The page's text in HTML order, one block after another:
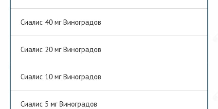
Сиалис 40 мг Виноградов
Сиалис 20 мг Виноградов
Сиалис 10 мг Виноградов
Сиалис 5 мг Виноградов